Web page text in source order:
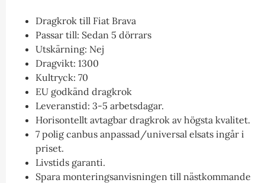
Dragkrok till Fiat Brava
Passar till: Sedan 5 dörrars
Utskärning: Nej
Dragvikt: 1300
Kultryck: 70
EU godkänd dragkrok
Leveranstid: 3-5 arbetsdagar.
Horisontellt avtagbar dragkrok av högsta kvalitet.
7 polig canbus anpassad/universal elsats ingår i
priset.
Livstids garanti.
Spara monteringsanvisningen till nästkommande